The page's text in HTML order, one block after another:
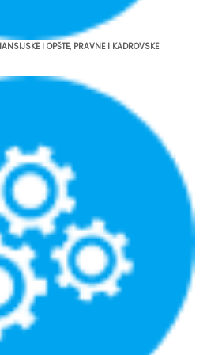
I OPŠTE, PRAVNE I KADROVSKE